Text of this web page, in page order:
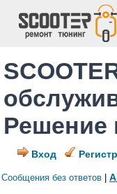
Решение
Вход
Сообщения без ответов